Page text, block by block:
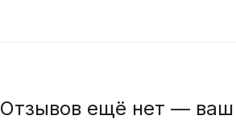
Отзывов ещё нет —